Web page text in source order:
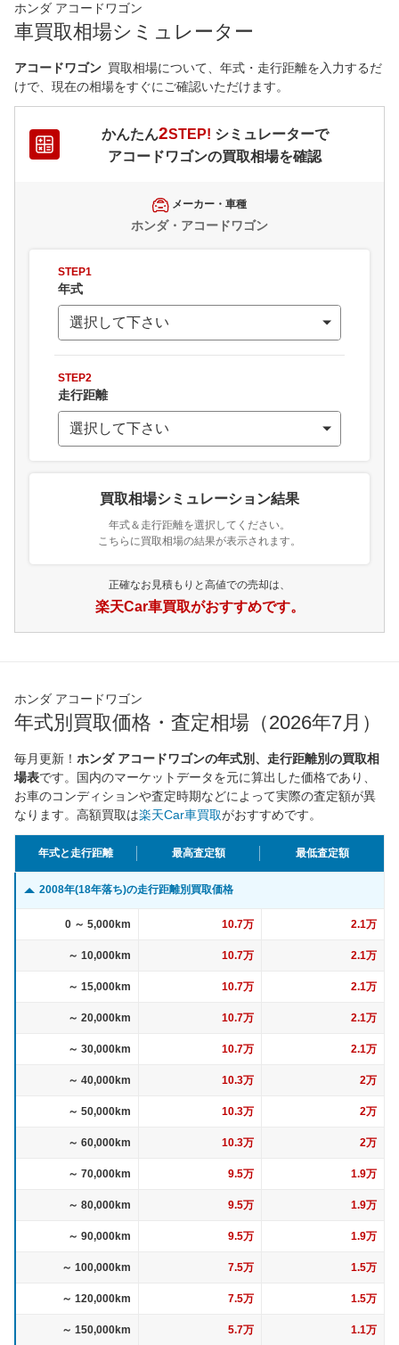
ホンダ アコードワゴン
車買取相場シミュレーター
アコードワゴン 買取相場について、年式・走行距離を入力するだ
けで、現在の相場をすぐにご確認いただけます。
かんたん2STEP! シミュレーターで
アコードワゴンの買取相場を確認
メーカー・車種
ホンダ・アコードワゴン
STEP1
年式
STEP2
走行距離
買取相場シミュレーション結果
年式＆走行距離を選択してください。
こちらに買取相場の結果が表示されます。
正確なお見積もりと高値での売却は、
楽天Car車買取がおすすめです。
ホンダ アコードワゴン
年式別買取価格・査定相場（2026年7月）
毎月更新！ ホンダ アコードワゴンの年式別、走行距離別の買取相
場表です。国内のマーケットデータを元に算出した価格であり、
お車のコンディションや査定時期などによって実際の査定額が異
なります。高額買取は楽天Car車買取がおすすめです。
年式と走行距離 最高査定額 最低査定額
2008年(18年落ち)の走行距離別買取価格
0 ～ 5,000km 10.7万 2.1万
～ 10,000km 10.7万 2.1万
～ 15,000km 10.7万 2.1万
～ 20,000km 10.7万 2.1万
～ 30,000km 10.7万 2.1万
～ 40,000km 10.3万 2万
～ 50,000km 10.3万 2万
～ 60,000km 10.3万 2万
～ 70,000km 9.5万 1.9万
～ 80,000km 9.5万 1.9万
～ 90,000km 9.5万 1.9万
～ 100,000km 7.5万 1.5万
～ 120,000km 7.5万 1.5万
～ 150,000km 5.7万 1.1万